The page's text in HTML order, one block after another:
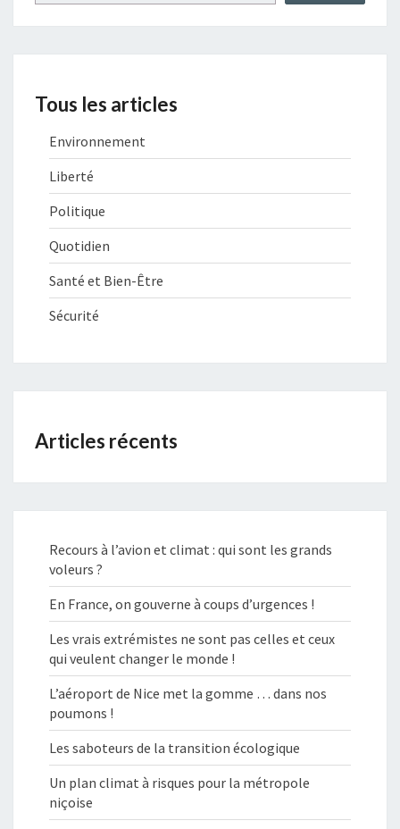
Tous les articles
Environnement
Liberté
Politique
Quotidien
Santé et Bien-Être
Sécurité
Articles récents
Recours à l’avion et climat : qui sont les grands
voleurs ?
En France, on gouverne à coups d’urgences !
Les vrais extrémistes ne sont pas celles et ceux
qui veulent changer le monde !
L’aéroport de Nice met la gomme … dans nos
poumons !
Les saboteurs de la transition écologique
Un plan climat à risques pour la métropole
niçoise